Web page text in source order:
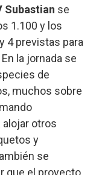
Subastian se
1.100 y los
4 previstas para
la jornada se
de
muchos sobre
otros
y
se
que el proyecto